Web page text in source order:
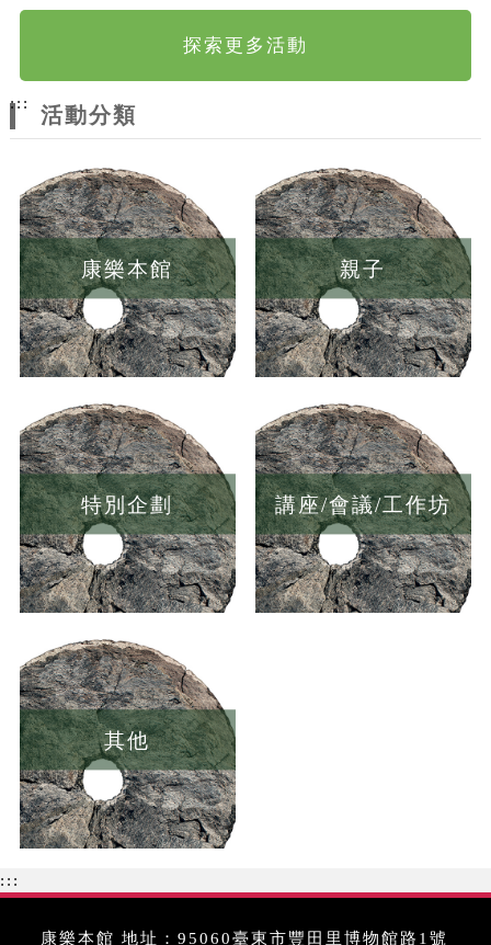
探索更多活動
:::
活動分類
康樂本館 親子
特別企劃 講座/會議/工作坊
其他
:::
康樂本館 地址：95060臺東市豐田里博物館路1號